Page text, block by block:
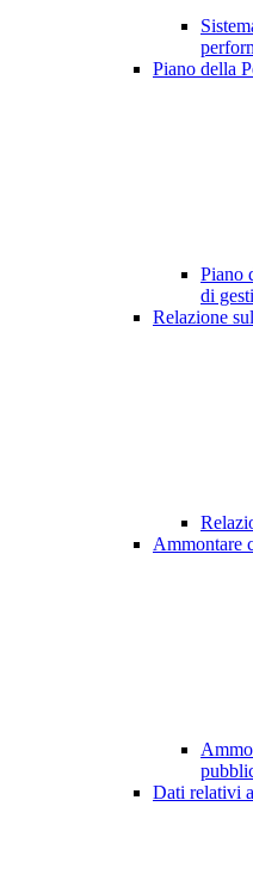
Piano della
Piano
di
Relazione
Ammontare
Dati relativi